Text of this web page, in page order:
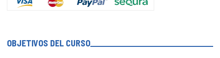
OBJETIVOS DEL CURSO